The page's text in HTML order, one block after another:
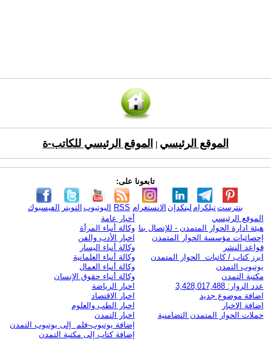
الموقع الرئيسي الموقع الرئيسي للكاتب-ة
تابعونا على:
الفيسبوك التويتر اليوتيوب RSS الانستغرام لينكدإن تيلكرامبنترست
الموقع الرئيسي
هيئة ادارة الحوار المتمدن - للإتصال بنا
إحصائيات مؤسسة الحوار المتمدن
قواعد النشر
ابرز كتاب / كاتبات الحوار المتمدن
يوتيوب التمدن
مكتبة التمدن
عدد الزوار: 3,428,017,488
اضافة موضوع جديد
اضافة الاخبار
حملات الحوار المتمدن التضامنية
أخبار عامة
وكالة أنباء المرأة
اخبار الأدب والفن
وكالة أنباء اليسار
وكالة أنباء العلمانية
وكالة أنباء العمال
وكالة أنباء حقوق الإنسان
اخبار الرياضة
اخبار الاقتصاد
اخبار الطب والعلوم
اخبار التمدن
إضافة يوتيوب-فلم إلى يوتيوب التمدن
إضافة كتاب إلى مكتبة التمدن